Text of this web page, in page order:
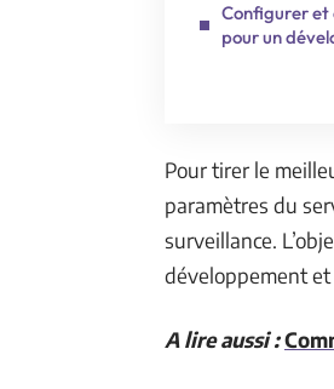
Configurer et
pour un
Pour tirer le
paramètres du
surveillance.
développement
A lire aussi :